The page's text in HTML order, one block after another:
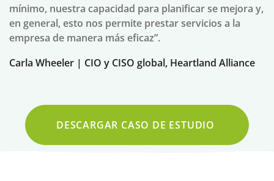
mínimo, nuestra capacidad para planificar se mejora y,
en general, esto nos permite prestar servicios a la
empresa de manera más eficaz”.
Carla Wheeler | CIO y CISO global, Heartland Alliance
DESCARGAR CASO DE ESTUDIO